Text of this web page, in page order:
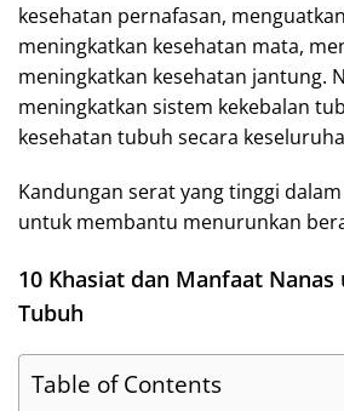
kesehatan pernafasan,
meningkatkan kesehatan mata,
meningkatkan kesehatan jantung.
meningkatkan sistem kekebalan
kesehatan tubuh secara
Kandungan serat yang tinggi
untuk membantu menurunkan
10 Khasiat dan Manfaat Nanas
Tubuh
Table of Contents